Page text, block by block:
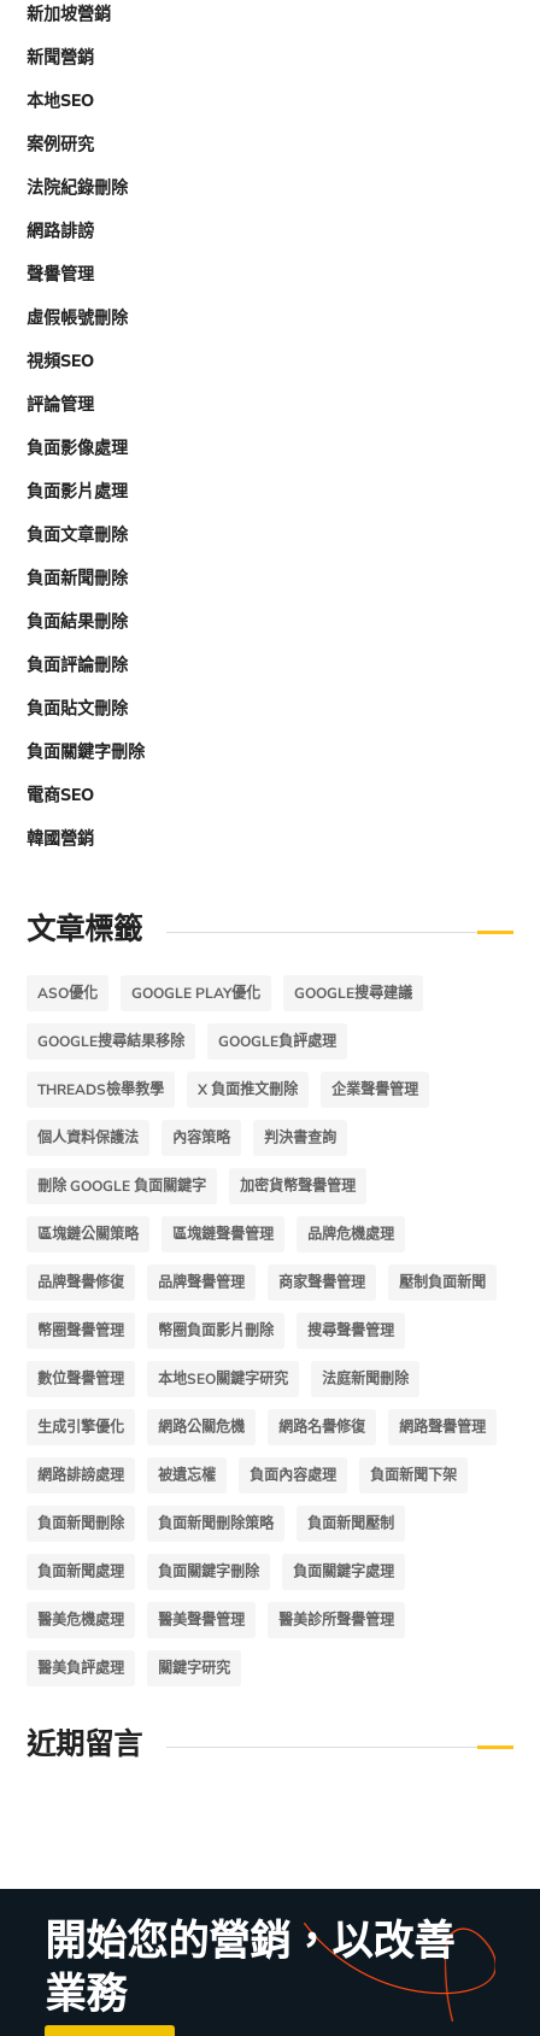
新加坡營銷
新聞營銷
本地SEO
案例研究
法院紀錄刪除
網路誹謗
聲譽管理
虛假帳號刪除
視頻SEO
評論管理
負面影像處理
負面影片處理
負面文章刪除
負面新聞刪除
負面結果刪除
負面評論刪除
負面貼文刪除
負面關鍵字刪除
電商SEO
韓國營銷
文章標籤
ASO優化 GOOGLE PLAY優化 GOOGLE搜尋建議
GOOGLE搜尋結果移除 GOOGLE負評處理
THREADS檢舉教學 X 負面推文刪除 企業聲譽管理
個人資料保護法 內容策略 判決書查詢
刪除 GOOGLE 負面關鍵字 加密貨幣聲譽管理
區塊鏈公關策略 區塊鏈聲譽管理 品牌危機處理
品牌聲譽修復 品牌聲譽管理 商家聲譽管理 壓制負面新聞
幣圈聲譽管理 幣圈負面影片刪除 搜尋聲譽管理
數位聲譽管理 本地SEO關鍵字研究 法庭新聞刪除
生成引擎優化 網路公關危機 網路名譽修復 網路聲譽管理
網路誹謗處理 被遺忘權 負面內容處理 負面新聞下架
負面新聞刪除 負面新聞刪除策略 負面新聞壓制
負面新聞處理 負面關鍵字刪除 負面關鍵字處理
醫美危機處理 醫美聲譽管理 醫美診所聲譽管理
醫美負評處理 關鍵字研究
近期留言
開始您的營銷，以改善
業務